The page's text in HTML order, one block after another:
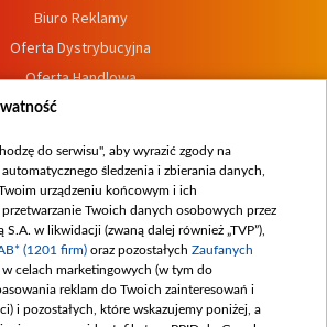
Biuro Reklamy
Oferta Dystrybucyjna
Oferta Handlowa
Dostępność
zgłoszeń wewnętrznych
do serwisu", aby wyrazić zgody na
śledzenia i zbierania danych,
urządzeniu końcowym i ich
Twoich danych osobowych przez
S.A. w likwidacji (zwaną dalej również „TVP”),
(1201 firm) oraz pozostałych Zaufanych
, w celach marketingowych (w tym do
reklam do Twoich zainteresowań i
i pozostałych, które wskazujemy poniżej, a